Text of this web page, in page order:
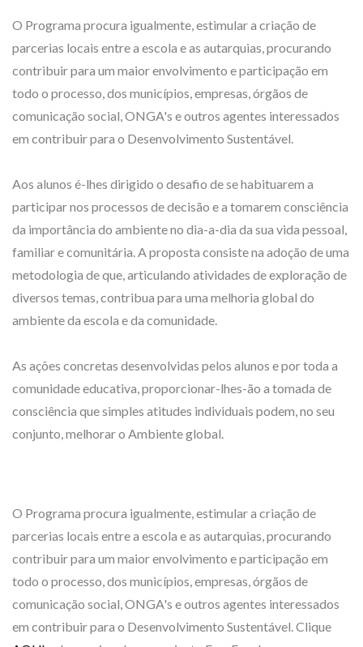
O Programa procura igualmente, estimular a criação de
parcerias locais entre a escola e as autarquias, procurando
contribuir para um maior envolvimento e participação em
todo o processo, dos municípios, empresas, órgãos de
comunicação social, ONGA's e outros agentes interessados
em contribuir para o Desenvolvimento Sustentável.
Aos alunos é-lhes dirigido o desafio de se habituarem a
participar nos processos de decisão e a tomarem consciência
da importância do ambiente no dia-a-dia da sua vida pessoal,
familiar e comunitária. A proposta consiste na adoção de uma
metodologia de que, articulando atividades de exploração de
diversos temas, contribua para uma melhoria global do
ambiente da escola e da comunidade.
As ações concretas desenvolvidas pelos alunos e por toda a
comunidade educativa, proporcionar-lhes-ão a tomada de
consciência que simples atitudes individuais podem, no seu
conjunto, melhorar o Ambiente global.
O Programa procura igualmente, estimular a criação de
parcerias locais entre a escola e as autarquias, procurando
contribuir para um maior envolvimento e participação em
todo o processo, dos municípios, empresas, órgãos de
comunicação social, ONGA's e outros agentes interessados
em contribuir para o Desenvolvimento Sustentável. Clique